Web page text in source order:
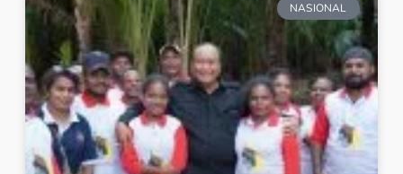
NASIONAL